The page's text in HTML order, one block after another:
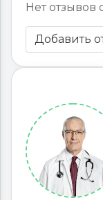
Нет отзывов
Добавить